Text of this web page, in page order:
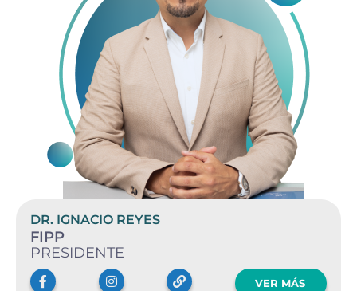
DR. IGNACIO REYES
FIPP
PRESIDENTE
VER MÁS